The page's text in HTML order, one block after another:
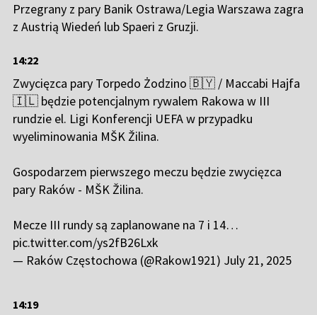
Przegrany z pary Banik Ostrawa/Legia Warszawa zagra
z Austrią Wiedeń lub Spaeri z Gruzji.
14:22
Zwycięzca pary Torpedo Żodzino 🇧🇾 / Maccabi Hajfa
🇮🇱 będzie potencjalnym rywalem Rakowa w III
rundzie el. Ligi Konferencji UEFA w przypadku
wyeliminowania MŠK Žilina.
Gospodarzem pierwszego meczu będzie zwycięzca
pary Raków - MŠK Žilina.
Mecze III rundy są zaplanowane na 7 i 14…
pic.twitter.com/ys2fB26Lxk
— Raków Częstochowa (@Rakow1921) July 21, 2025
14:19